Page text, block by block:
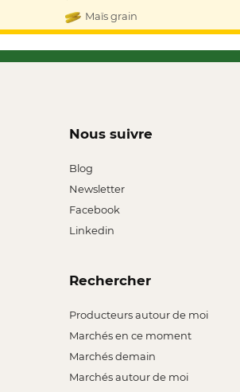
Maïs grain
Nous suivre
Blog
Newsletter
Facebook
Linkedin
Rechercher
Producteurs autour de moi
Marchés en ce moment
Marchés demain
Marchés autour de moi